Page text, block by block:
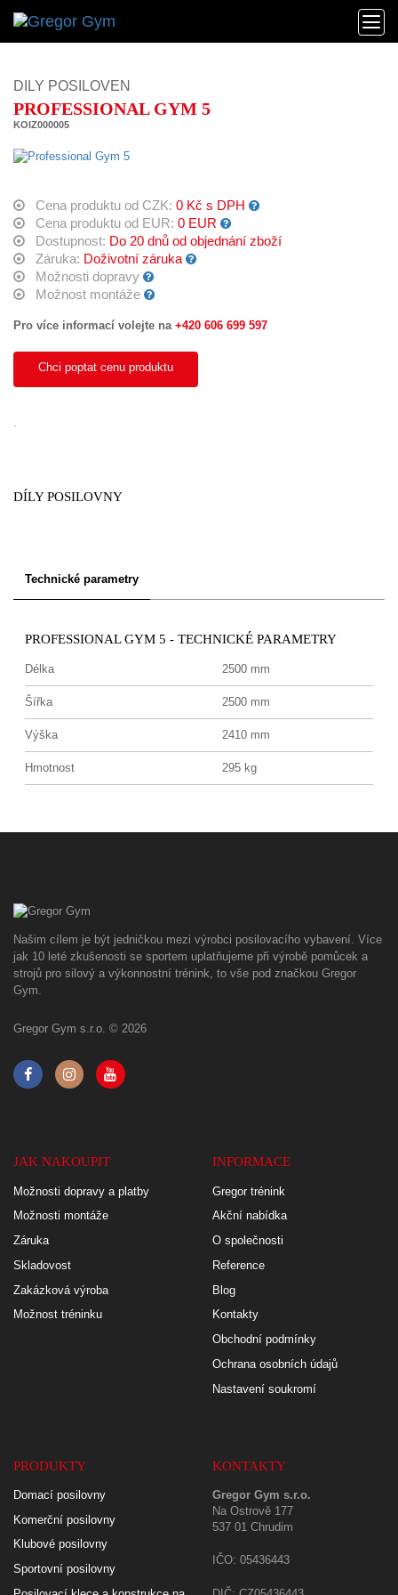
DILY POSILOVEN
PROFESSIONAL GYM 5
KOIZ000005
Cena produktu od CZK: 0 Kč s DPH
Cena produktu od EUR: 0 EUR
Dostupnost: Do 20 dnů od objednání zboží
Záruka: Doživotní záruka
Možnosti dopravy
Možnost montáže
Pro více informací volejte na +420 606 699 597
Chci poptat cenu produktu
.
DÍLY POSILOVNY
Technické parametry
PROFESSIONAL GYM 5 - TECHNICKÉ PARAMETRY
Délka 2500 mm
Šířka 2500 mm
Výška 2410 mm
Hmotnost 295 kg
Našim cílem je být jedničkou mezi výrobci posilovacího vybavení. Více
jak 10 leté zkušenosti se sportem uplatňujeme při výrobě pomůcek a
strojů pro silový a výkonnostní trénink, to vše pod značkou Gregor
Gym.
Gregor Gym s.r.o. © 2026
JAK NAKOUPIT
Možnosti dopravy a platby
Možnosti montáže
Záruka
Skladovost
Zakázková výroba
Možnost tréninku
INFORMACE
Gregor trénink
Akční nabídka
O společnosti
Reference
Blog
Kontakty
Obchodní podmínky
Ochrana osobních údajů
Nastavení soukromí
PRODUKTY
Domací posilovny
Komerční posilovny
Klubové posilovny
Sportovní posilovny
KONTAKTY
Gregor Gym s.r.o.
Na Ostrově 177
537 01 Chrudim
IČO: 05436443